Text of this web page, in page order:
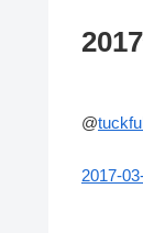
@
2017-